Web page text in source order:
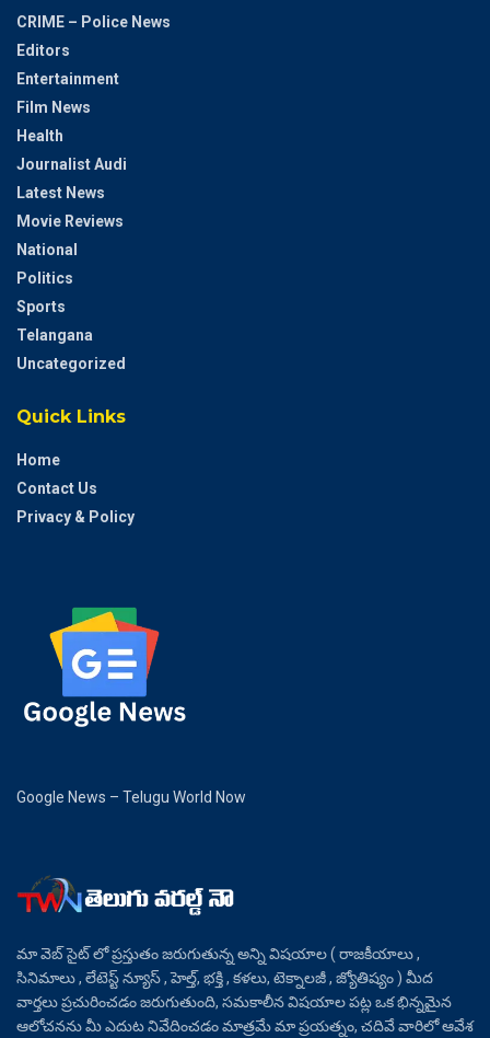
CRIME – Police News
Editors
Entertainment
Film News
Health
Journalist Audi
Latest News
Movie Reviews
National
Politics
Sports
Telangana
Uncategorized
Quick Links
Home
Contact Us
Privacy & Policy
Google News – Telugu World Now
మా వెబ్ సైట్ లో ప్రస్తుతం జరుగుతున్న అన్ని విషయాల ( రాజకీయాలు ,
సినిమాలు , లేటెస్ట్ న్యూస్ , హెల్త్, భక్తి , కళలు, టెక్నాలజీ , జ్యోతిష్యం ) మీద
వార్తలు ప్రచురించడం జరుగుతుంది, సమకాలీన విషయాల పట్ల ఒక భిన్నమైన
ఆలోచనను మీ ఎదుట నివేదించడం మాత్రమే మా ప్రయత్నం, చదివే వారిలో ఆవేశ